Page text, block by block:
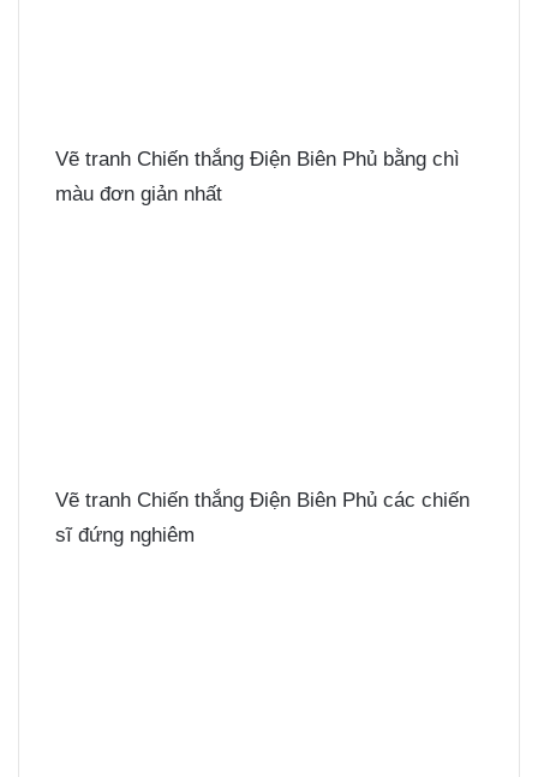
Vẽ tranh Chiến thắng Điện Biên Phủ bằng chì
màu đơn giản nhất
Vẽ tranh Chiến thắng Điện Biên Phủ các chiến
sĩ đứng nghiêm